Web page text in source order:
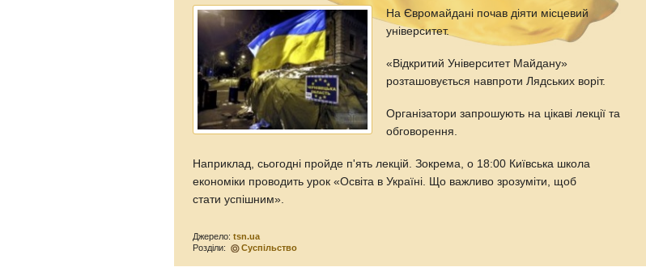
На Євромайдані почав діяти місцевий
університет.
«Відкритий Університет Майдану»
розташовується навпроти Лядських воріт.
Організатори запрошують на цікаві лекції та
обговорення.
Наприклад, сьогодні пройде п'ять лекцій. Зокрема, о 18:00 Київська школа
економіки проводить урок «Освіта в Україні. Що важливо зрозуміти, щоб
стати успішним».
Джерело:tsn.ua
Розділи:
Суспільство